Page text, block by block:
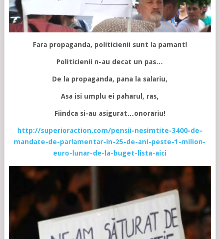
Fara propaganda, politicienii sunt la pamant!
Politicienii n-au decat un pas…
De la propaganda, pana la salariu,
Asa isi umplu ei paharul, ras,
Fiindca si-au asigurat…onorariu!
http://superioraction.com/pensii-nesimtite-3400-de-
mandate-de-parlamentar-in-25-de-ani-peste-1-milion-
euro-lunar-de-la-buget-lista-aici